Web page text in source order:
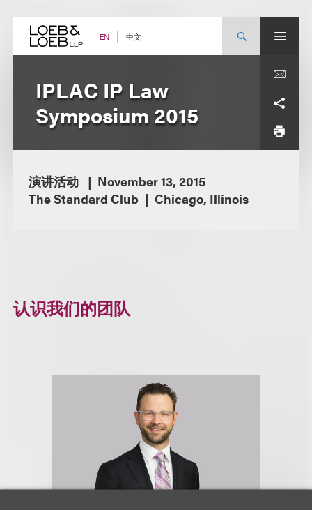
content EN 中文
IPLAC IP Law
Symposium 2015
演讲活动
November 13, 2015
The Standard Club
Chicago, Illinois
认识我们的团队